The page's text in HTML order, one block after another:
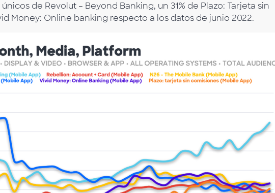
de Revolut – Beyond Banking, un 31% de Plazo: Tarjeta sin
Money: Online banking respecto a los datos de junio 2022.